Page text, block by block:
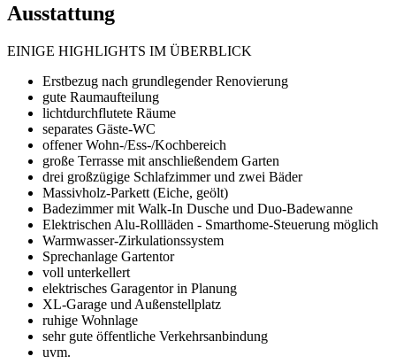
Ausstattung
EINIGE HIGHLIGHTS IM ÜBERBLICK
Erstbezug nach grundlegender Renovierung
gute Raumaufteilung
lichtdurchflutete Räume
separates Gäste-WC
offener Wohn-/Ess-/Kochbereich
große Terrasse mit anschließendem Garten
drei großzügige Schlafzimmer und zwei Bäder
Massivholz-Parkett (Eiche, geölt)
Badezimmer mit Walk-In Dusche und Duo-Badewanne
Elektrischen Alu-Rollläden - Smarthome-Steuerung möglich
Warmwasser-Zirkulationssystem
Sprechanlage Gartentor
voll unterkellert
elektrisches Garagentor in Planung
XL-Garage und Außenstellplatz
ruhige Wohnlage
sehr gute öffentliche Verkehrsanbindung
uvm.